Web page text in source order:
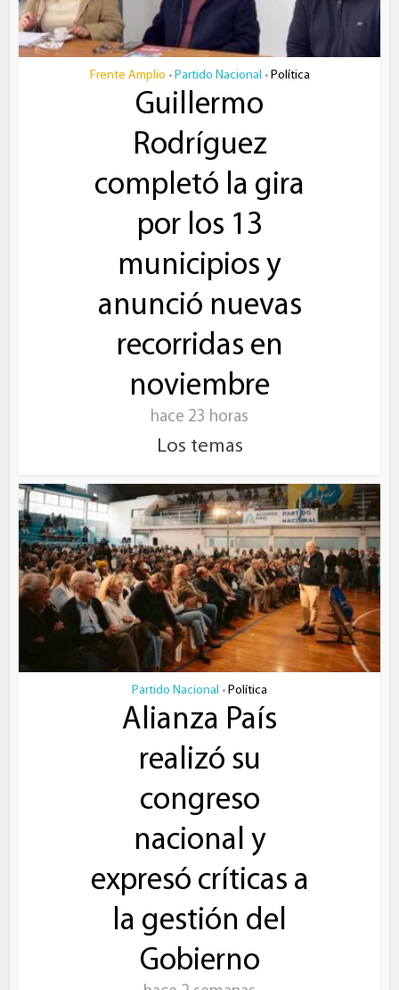
Frente Amplio • Partido Nacional • Política
Guillermo
Rodríguez
completó la gira
por los 13
municipios y
anunció nuevas
recorridas en
noviembre
hace 23 horas
Los temas
Partido Nacional • Política
Alianza País
realizó su
congreso
nacional y
expresó críticas a
la gestión del
Gobierno